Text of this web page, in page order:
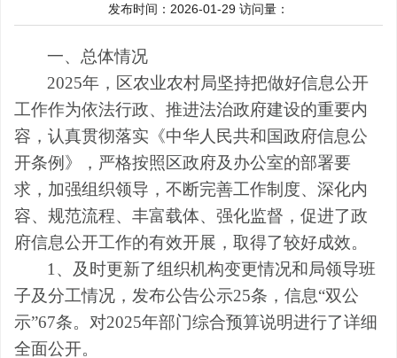
发布时间：2026-01-29 访问量：
一、总体情况
2025年，区农业农村局坚持把做好信息公开
工作作为依法行政、推进法治政府建设的重要内
容，认真贯彻落实《中华人民共和国政府信息公
开条例》，严格按照区政府及办公室的部署要
求，加强组织领导，不断完善工作制度、深化内
容、规范流程、丰富载体、强化监督，促进了政
府信息公开工作的有效开展，取得了较好成效。
1 、及时更新了组织机构变更情况和局领导班
子及分工情况 ，发布公告公示25条， 信息“双公
示”67条。对2025年部门综合预算说明进行了详细
全面公开。